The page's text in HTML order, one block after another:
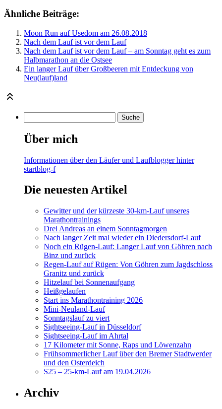
Ähnliche Beiträge:
Moon Run auf Usedom am 26.08.2018
Nach dem Lauf ist vor dem Lauf
Nach dem Lauf ist vor dem Lauf – am Sonntag geht es zum
Halbmarathon an die Ostsee
Ein langer Lauf über Großbeeren mit Entdeckung von
Neu(lauf)land
Über mich
Informationen über den Läufer und Laufblogger hinter
startblog-f
Die neuesten Artikel
Gewitter und der kürzeste 30-km-Lauf unseres
Marathontrainings
Drei Andreas an einem Sonntagmorgen
Nach langer Zeit mal wieder ein Diedersdorf-Lauf
Noch ein Rügen-Lauf: Langer Lauf von Göhren nach
Binz und zurück
Regen-Lauf auf Rügen: Von Göhren zum Jagdschloss
Granitz und zurück
Hitzelauf bei Sonnenaufgang
Heißgelaufen
Start ins Marathontraining 2026
Mini-Neuland-Lauf
Sonntagslauf zu viert
Sightseeing-Lauf in Düsseldorf
Sightseeing-Lauf im Ahrtal
17 Kilometer mit Sonne, Raps und Löwenzahn
Frühsommerlicher Lauf über den Bremer Stadtwerder
und den Osterdeich
S25 – 25-km-Lauf am 19.04.2026
Archiv